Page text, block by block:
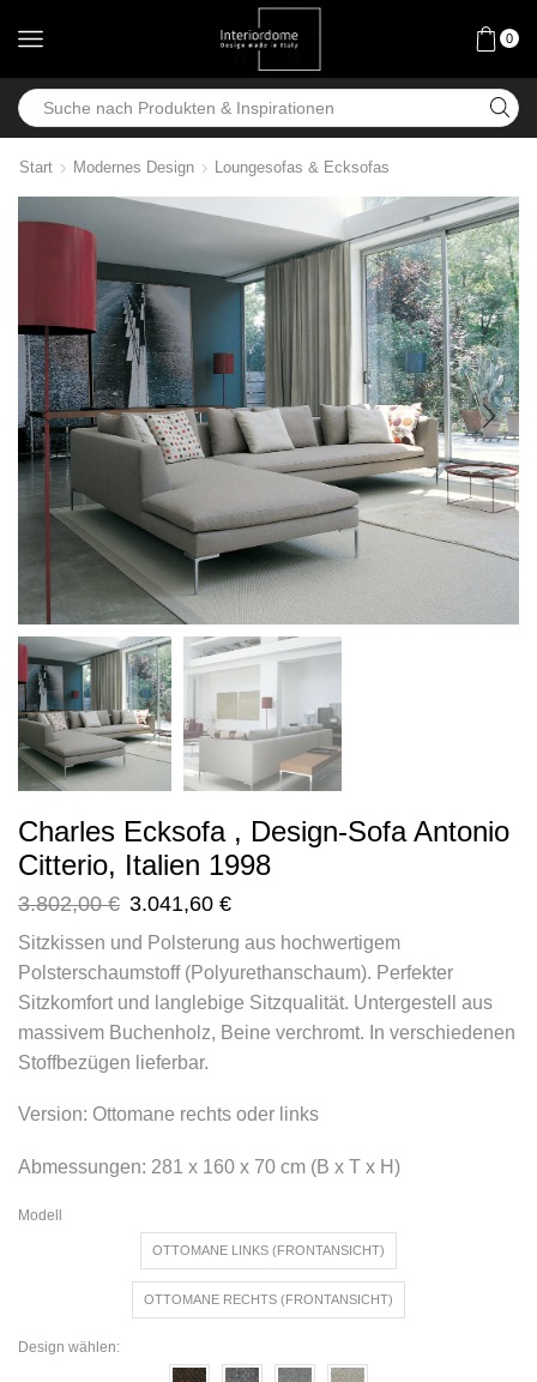
0
Start Modernes Design Loungesofas & Ecksofas
Charles Ecksofa , Design-Sofa Antonio
Citterio, Italien 1998
3.802,00€ 3.041,60 €
Sitzkissen und Polsterung aus hochwertigem
Polsterschaumstoff (Polyurethanschaum). Perfekter
Sitzkomfort und langlebige Sitzqualität. Untergestell aus
massivem Buchenholz, Beine verchromt. In verschiedenen
Stoffbezügen lieferbar.
Version: Ottomane rechts oder links
Abmessungen: 281 x 160 x 70 cm (B x T x H)
Modell
OTTOMANE LINKS (FRONTANSICHT)
OTTOMANE RECHTS (FRONTANSICHT)
Design wählen: